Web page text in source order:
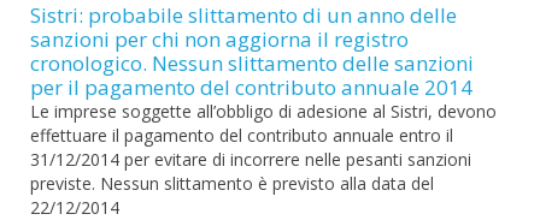
Sistri: probabile slittamento di un anno delle
sanzioni per chi non aggiorna il registro
cronologico. Nessun slittamento delle sanzioni
per il pagamento del contributo annuale 2014
Le imprese soggette all’obbligo di adesione al Sistri, devono
effettuare il pagamento del contributo annuale entro il
31/12/2014 per evitare di incorrere nelle pesanti sanzioni
previste. Nessun slittamento è previsto alla data del
22/12/2014